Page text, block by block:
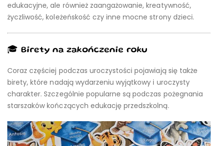
edukacyjne, ale również zaangażowanie, kreatywność,
życzliwość, koleżeńskość czy inne mocne strony dzieci.
🎓 Birety na zakończenie roku
Coraz częściej podczas uroczystości pojawiają się także
birety, które nadają wydarzeniu wyjątkowy i uroczysty
charakter. Szczególnie popularne są podczas pożegnania
starszaków kończących edukację przedszkolną.